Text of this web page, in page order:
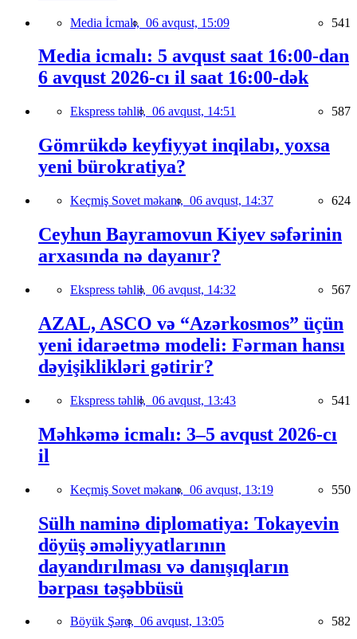
Media İcmalı, 06 avqust, 15:09 541
Media icmalı: 5 avqust saat 16:00-dan
6 avqust 2026-cı il saat 16:00-dək
Ekspress təhlil, 06 avqust, 14:51 587
Gömrükdə keyfiyyət inqilabı, yoxsa
yeni bürokratiya?
Keçmiş Sovet məkanı, 06 avqust, 14:37 624
Ceyhun Bayramovun Kiyev səfərinin
arxasında nə dayanır?
Ekspress təhlil, 06 avqust, 14:32 567
AZAL, ASCO və “Azərkosmos” üçün
yeni idarəetmə modeli: Fərman hansı
dəyişiklikləri gətirir?
Ekspress təhlil, 06 avqust, 13:43 541
Məhkəmə icmalı: 3–5 avqust 2026-cı
il
Keçmiş Sovet məkanı, 06 avqust, 13:19 550
Sülh naminə diplomatiya: Tokayevin
döyüş əməliyyatlarının
dayandırılması və danışıqların
bərpası təşəbbüsü
Böyük Şərq, 06 avqust, 13:05 582